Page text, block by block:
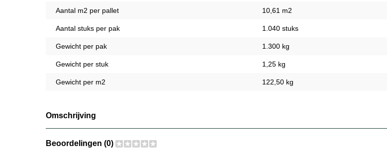
Aantal m2 per pallet 10,61 m2
Aantal stuks per pak 1.040 stuks
Gewicht per pak 1.300 kg
Gewicht per stuk 1,25 kg
Gewicht per m2 122,50 kg
Omschrijving
Beoordelingen (0)